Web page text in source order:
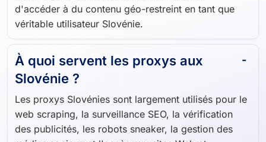
de parcourir, de récupérer des données et
d'accéder à du contenu géo-restreint en tant que
À quoi servent les proxys aux
Slovénie ?
Les proxys Slovénies sont largement utilisés pour le
web scraping, la surveillance SEO, la vérification